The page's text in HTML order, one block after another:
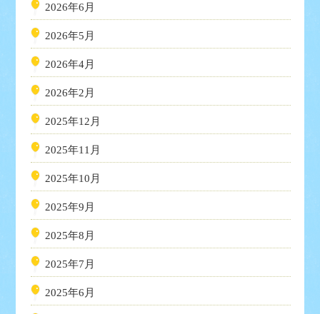
2026年6月
2026年5月
2026年4月
2026年2月
2025年12月
2025年11月
2025年10月
2025年9月
2025年8月
2025年7月
2025年6月